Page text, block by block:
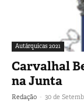
Autárquicas 2021
Carvalhal
na Junta
Redação - 30 de